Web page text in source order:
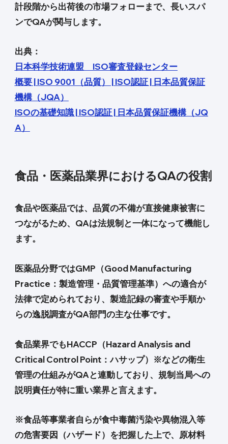
計段階から出荷後の市場フォローまで、長いスパ
ンでQAが関与します。
出典：
日本科学技術連盟 ISO審査登録センター
概要 | ISO 9001（品質） | ISO認証 | 日本品質保証
機構（JQA）
ISOの基礎知識 | ISO認証 | 日本品質保証機構（JQ
A）
食品・医薬品業界におけるQAの役割
食品や医薬品では、品質の不備が直接健康被害に
つながるため、QAは法規制と一体になって機能し
ます。
医薬品分野ではGMP（Good Manufacturing
Practice：製造管理・品質管理基準）への適合が
法律で定められており、製造記録の審査や手順か
らの逸脱調査がQA部門の主な仕事です。
食品業界でもHACCP（Hazard Analysis and
Critical Control Point：ハサップ）※などの衛生
管理の仕組みがQAと連動しており、規制当局への
説明責任が特に重い業界と言えます。
※食品等事業者自らが食中毒菌汚染や異物混入等
の危害要因（ハザード）を把握した上で、原材料